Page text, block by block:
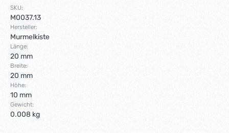
SKU:
M0037.13
Hersteller:
Murmelkiste
Länge:
20 mm
Breite:
20 mm
Höhe:
10 mm
Gewicht:
0.008 kg